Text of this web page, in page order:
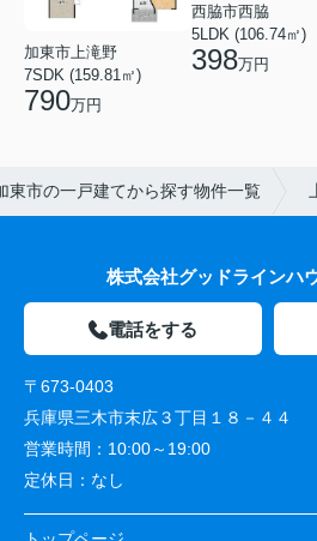
加東市上滝野
7SDK (159.81㎡)
790万円
西脇市西脇
5LDK (106.74㎡)
398万円
東市の一戸建てから探す物件一覧
株式会社グッドライン
電話をする
〒673-0403
兵庫県三木市末広３丁目１８－４４
営業時間： 10:00～19:00
定休日： なし